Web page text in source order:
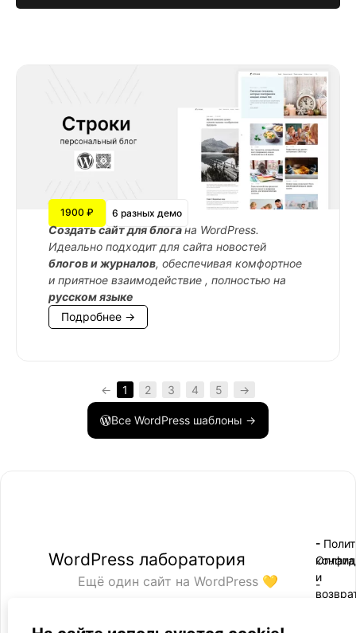
1900 ₽ 6 разных демо
Cоздать сайт для блогана WordPress.
Идеально подходит для сайта новостей
блогов и журналов, обеспечивая комфортное
и приятное взаимодействие , полностью на
русском языке
Подробнее →
← 1 2 3 4 5 →
Все WordPress шаблоны →
WordPress лаборатория
Ещё один сайт на WordPress 💛
-
-
-
Оплата
и